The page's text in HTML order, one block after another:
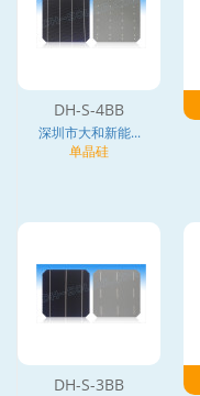
DH-S-4BB
深圳市大和新能...
单晶硅
DH-S-3BB